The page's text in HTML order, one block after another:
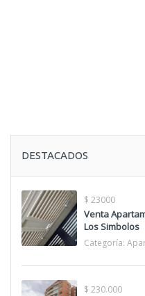
DESTACADOS
$ 23000
Venta
Los Simbolos
Categoría:
$ 230.000